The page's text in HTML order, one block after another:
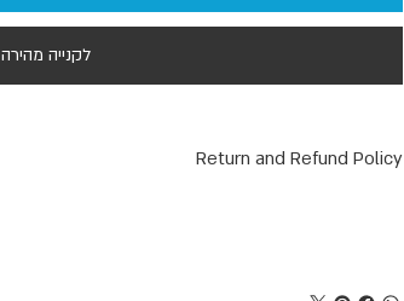
לקנייה מהירה
Return and Refund Policy